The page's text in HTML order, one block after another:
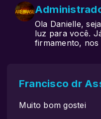
Ola Danielle,
luz para você.
firmamento, nos
Francisco dr
Muito bom gostei